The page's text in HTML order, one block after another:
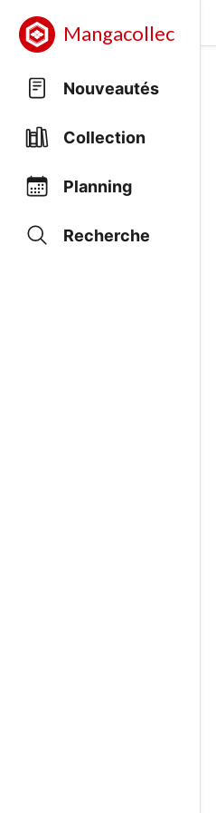
Mangacollec
Nouveautés
Collection
Planning
Recherche